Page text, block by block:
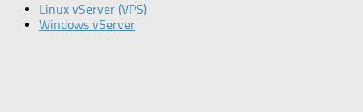
Linux vServer (VPS)
Windows vServer